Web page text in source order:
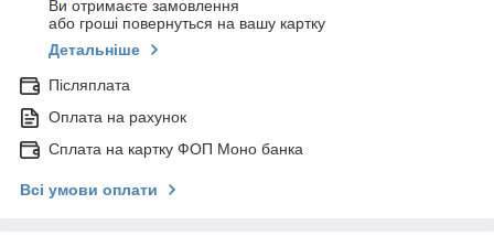
Ви отримаєте замовлення
або гроші повернуться на вашу картку
Детальніше
Післяплата
Оплата на рахунок
Сплата на картку ФОП Моно банка
Всі умови оплати